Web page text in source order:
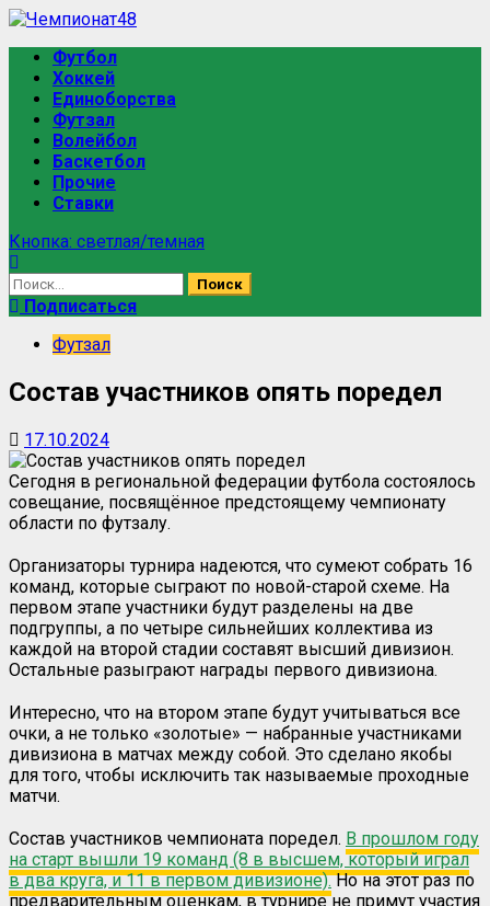
Футбол
Хоккей
Единоборства
Футзал
Волейбол
Баскетбол
Прочие
Ставки
Кнопка: светлая/темная
Подписаться
Футзал
Состав участников опять поредел
17.10.2024
Сегодня в региональной федерации футбола состоялось
совещание, посвящённое предстоящему чемпионату
области по футзалу.
Организаторы турнира надеются, что сумеют собрать 16
команд, которые сыграют по новой-старой схеме. На
первом этапе участники будут разделены на две
подгруппы, а по четыре сильнейших коллектива из
каждой на второй стадии составят высший дивизион.
Остальные разыграют награды первого дивизиона.
Интересно, что на втором этапе будут учитываться все
очки, а не только «золотые» — набранные участниками
дивизиона в матчах между собой. Это сделано якобы
для того, чтобы исключить так называемые проходные
матчи.
Состав участников чемпионата поредел. В прошлом году
на старт вышли 19 команд (8 в высшем, который играл
в два круга, и 11 в первом дивизионе).Но на этот раз по
предварительным оценкам, в турнире не примут участия